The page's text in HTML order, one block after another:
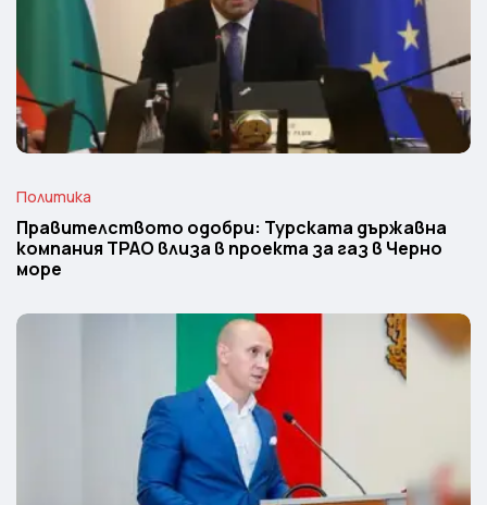
Политика
Правителството одобри: Турската държавна
компания TPAO влиза в проекта за газ в Черно
море